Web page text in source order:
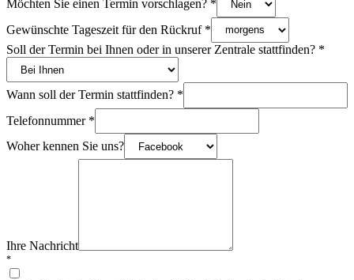
Möchten Sie einen Termin vorschlagen? *
Gewünschte Tageszeit für den Rückruf *
Soll der Termin bei Ihnen oder in unserer Zentrale stattfinden? *
Wann soll der Termin stattfinden? *
Telefonnummer *
Woher kennen Sie uns?
Ihre Nachricht
*